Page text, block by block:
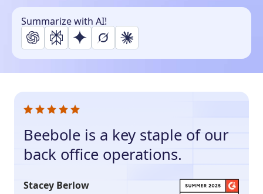
Summarize with AI!
Beebole is a key staple of our
back office operations.
Stacey Berlow